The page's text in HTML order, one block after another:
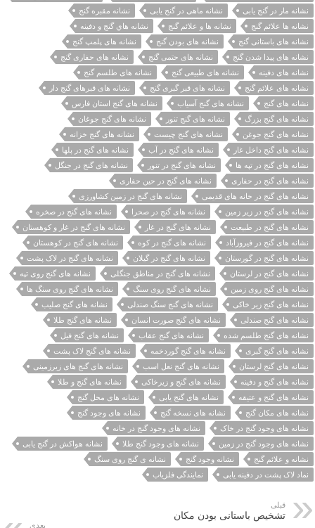
نشانه مار در گنج یابی
نشانه ماهی در گنج یابی
نشانه مقبره گنج
نشانه ها علائم گنج
نشانه ها و علائم گنج
نشانه هاي گنج و دفينه
نشانه های باستانی گنج
نشانه های بودن گنج
نشانه های پلمپ گنج
نشانه های پیدا شدن گنج
نشانه های حتمی گنج
نشانه های حفاری گنج
نشانه های دفینه
نشانه های طبیعی گنج
نشانه های طلسم گنج
نشانه های علائم گنج
نشانه های قبر گبری گنج
نشانه های قبرهای گنج دار
نشانه های گنج
نشانه های گنج آسیاب
نشانه های گنج استان فارس
نشانه های گنج بزرگ
نشانه های گنج تنور
نشانه های گنج جوغان
نشانه های گنج جوغن
نشانه های گنج چیست
نشانه های گنج خزانه
نشانه های گنج داخل غار
نشانه های گنج در آب
نشانه های گنج در پلها
نشانه های گنج در تپه ها
نشانه های گنج در تنور
نشانه های گنج در جنگل
نشانه های گنج در حفاری
نشانه های گنج در حین حفاری
نشانه های گنج در خانه های قدیمی
نشانه های گنج در زمین کشاورزی
نشانه های گنج در زیر زمین
نشانه های گنج در صحرا
نشانه های گنج در صخره
نشانه های گنج در طبیعت
نشانه های گنج در غار
نشانه های گنج در غار و کوهستان
نشانه های گنج در فیروزآباد
نشانه های گنج در کوه
نشانه های گنج در کوهستان
نشانه های گنج در گورستان
نشانه های گنج در گیلان
نشانه های گنج در لاک پشت
نشانه های گنج در لرستان
نشانه های گنج در مناطق جنگلی
نشانه های گنج روی تپه
نشانه های گنج روی زمین
نشانه های گنج روی سنگ
نشانه های گنج روی سنگ ها
نشانه های گنج زیر خاکی
نشانه های گنج سنگ صندلی
نشانه های گنج صلیب
نشانه های گنج صندلی
نشانه های گنج صورت انسان
نشانه های گنج طلا
نشانه های گنج طلسم شده
نشانه های گنج عقاب
نشانه های گنج فیل
نشانه های گنج گبری
نشانه های گنج گوردخمه
نشانه های گنج لاک پشت
نشانه های گنج لرستان
نشانه های گنج نعل اسب
نشانه های گنج های زیرزمینی
نشانه های گنج و دفینه
نشانه های گنج و زیرخاکی
نشانه های گنج و طلا
نشانه های گنج و عتیقه
نشانه های گنج یابی
نشانه های محل گنج
نشانه های مکان گنج
نشانه های نسخه گنج
نشانه های وجود گنج
نشانه های وجود گنج در خاک
نشانه های وجود گنج در خانه
نشانه های وجود گنج در زمین
نشانه های وجود گنج طلا
نشانه هواکش در گنج یابی
نشانه و علائم گنج
نشانه وجود گنج
نشانه ی گنج روی سنگ
نماد لاک پشت در دفینه یابی
نمایندگی فلزیاب
قبلی
تشخیص باستانی بودن مکان
بعدی